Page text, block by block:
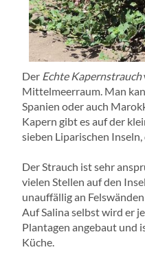
Der Echte Kapernstrauch
Mittelmeerraum. Man
Spanien oder auch
Kapern gibt es auf der
sieben Liparischen
Der Strauch ist sehr
vielen Stellen auf den
unauffällig an
Auf Salina selbst wird er
Plantagen angebaut und
Küche.